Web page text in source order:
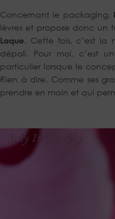
Concernant le packaging,
lèvres et propose donc un
Laque. Cette fois, c’est
dépoli. Pour moi, c’est
particulier lorsque le
Rien à dire. Comme ses
prendre en main et qui